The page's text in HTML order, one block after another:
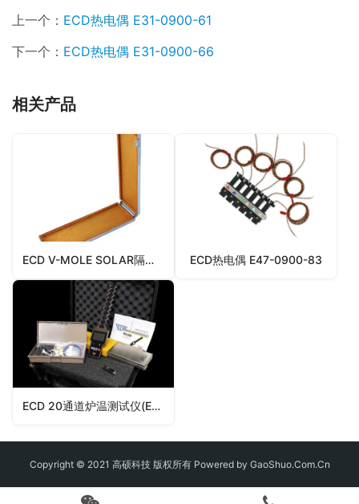
上一个： ECD热电偶 E31-0900-61
下一个： ECD热电偶 E31-0900-66
相关产品
ECD V-MOLE SOLAR隔热盒（0.7″ Reflective Thermal Barrier) ECD热电偶 E47-0900-83
ECD 20通道炉温测试仪(EV20测温仪)
Copyright © 2021 高硕科技 版权所有 Powered by GaoShuo.Com.Cn